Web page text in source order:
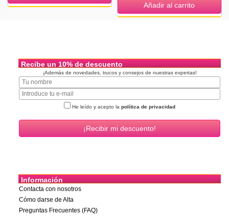
Añadir al carrito
Recibe un 10% de descuento
¡Además de novedades, trucos y consejos de nuestras expertas!
He leído y acepto la política de privacidad
Información
Contacta con nosotros
Cómo darse de Alta
Preguntas Frecuentes (FAQ)